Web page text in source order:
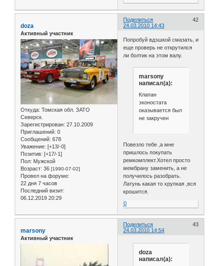
Поделиться
42
24.03.2010 14:43
doza
Активный участник
Откуда: Томская обл. ЗАТО
Северск.
Зарегистрирован: 27.10.2009
Приглашений: 0
Сообщений: 678
Уважение: [+13/-0]
Позитив: [+17/-1]
Пол: Мужской
Возраст: 36 [1990-07-02]
Провел на форуме:
22 дня 7 часов
Последний визит:
06.12.2019 20:29
Попробуй вдэшкой смазать, и
еще проверь не открутился
ли болтик на этом валу.
marsony
написал(а):
Клапан
эконостата
оказывается был
не закручен
Повезло тебе ,а мне
пришлось покупать
ремкомплект.Хотел просто
мембрану заменить, а не
получилось разобрать.
Латунь какая то хрупкая ,вся
крошится.
0
Поделиться
43
24.03.2010 14:54
marsony
Активный участник
doza
написал(а):